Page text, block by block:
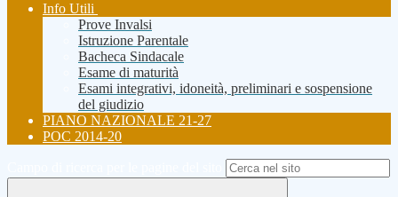
Info Utili
Prove Invalsi
Istruzione Parentale
Bacheca Sindacale
Esame di maturità
Esami integrativi, idoneità, preliminari e sospensione
del giudizio
PIANO NAZIONALE 21-27
POC 2014-20